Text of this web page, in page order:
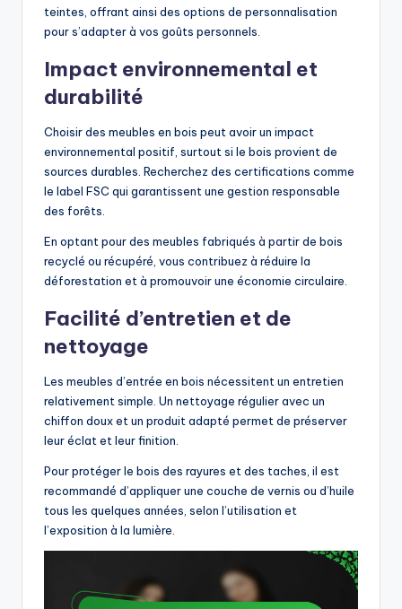
teintes, offrant ainsi des options de personnalisation
pour s’adapter à vos goûts personnels.
Impact environnemental et
durabilité
Choisir des meubles en bois peut avoir un impact
environnemental positif, surtout si le bois provient de
sources durables. Recherchez des certifications comme
le label FSC qui garantissent une gestion responsable
des forêts.
En optant pour des meubles fabriqués à partir de bois
recyclé ou récupéré, vous contribuez à réduire la
déforestation et à promouvoir une économie circulaire.
Facilité d’entretien et de
nettoyage
Les meubles d’entrée en bois nécessitent un entretien
relativement simple. Un nettoyage régulier avec un
chiffon doux et un produit adapté permet de préserver
leur éclat et leur finition.
Pour protéger le bois des rayures et des taches, il est
recommandé d’appliquer une couche de vernis ou d’huile
tous les quelques années, selon l’utilisation et
l’exposition à la lumière.